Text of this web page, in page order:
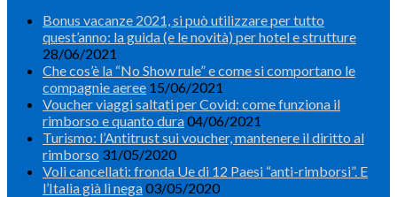
Bonus vacanze 2021, si può utilizzare per tutto
quest’anno: la guida (e le novità) per hotel e strutture
28/06/2021
Che cos’è la “No Show rule” e come si comportano le
compagnie aeree 15/06/2021
Voucher viaggi saltati per Covid: come funziona il
rimborso e quanto dura04/06/2021
Turismo: l’Antitrust sui voucher, mantenere il diritto al
rimborso 31/05/2020
Voli cancellati: fronda Ue di 12 Paesi “anti-rimborsi”. E
l’Italia già li nega03/05/2020